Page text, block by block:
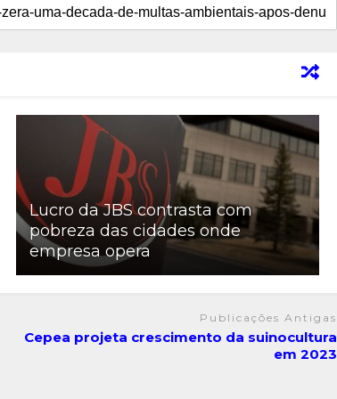
Lucro da JBS contrasta com
pobreza das cidades onde
empresa opera
Publicações Antigas
Cepea projeta crescimento da suinocultura
em 2023